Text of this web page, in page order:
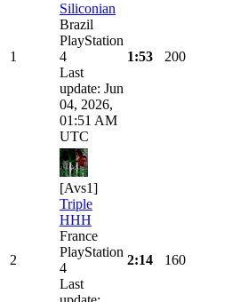
1
Siliconian
Brazil
PlayStation
4
Last
update: Jun
04, 2026,
01:51 AM
UTC
1:53 200
2
[Avs1]
Triple
HHH
France
PlayStation
4
Last
2:14 160